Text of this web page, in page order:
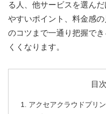
る人、他サービスを選ん
やすいポイント、料金感
のコツまで一通り把握で
くくなります。
目次
アクセアクラウドプリ